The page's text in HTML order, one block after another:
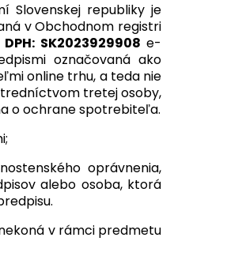
Slovenskej republiky je
v Obchodnom registri
SK2023929908 e-
označovaná ako
online trhu, a teda nie
tretej osoby,
o ochrane spotrebiteľa.
oprávnenia,
alebo osoba, ktorá
v rámci predmetu